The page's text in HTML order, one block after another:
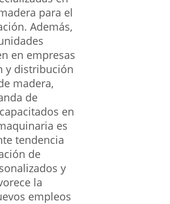
para el
Además,
en empresas
y distribución
madera,
de
en
es
tendencia
de
y
la
empleos